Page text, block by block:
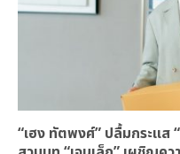
“เฮง ทัตพงศ์” ปลื้มกระแส